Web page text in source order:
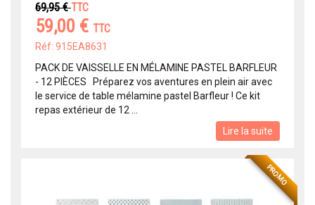
69,95 €TTC
59,00 € TTC
Réf: 915EA8631
PACK DE VAISSELLE EN MÉLAMINE PASTEL BARFLEUR
- 12 PIÈCES Préparez vos aventures en plein air avec
le service de table mélamine pastel Barfleur ! Ce kit
repas extérieur de 12 ...
Lire la suite
PROMO